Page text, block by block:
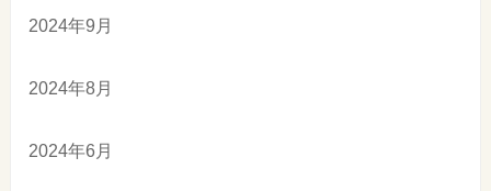
2024年9月
2024年8月
2024年6月